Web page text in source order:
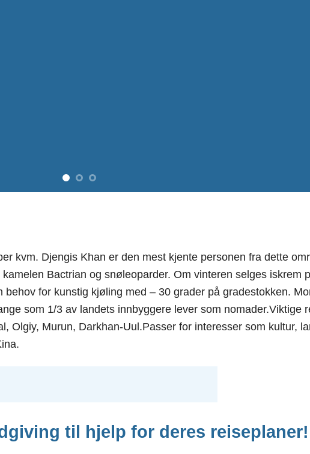
kvm. Djengis Khan er den mest kjente personen fra dette
Bactrian og snøleoparder. Om vinteren selges iskrem
for kunstig kjøling med – 30 grader på gradestokken.
som 1/3 av landets innbyggere lever som nomader.Viktige
Olgiy, Murun, Darkhan-Uul.Passer for interesser som kultur,
til hjelp for deres reiseplaner!